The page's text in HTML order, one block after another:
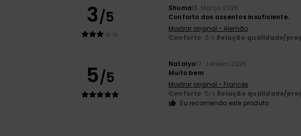
3/5 Shuma13. Março 2026
Conforto dos assentos insuficiente.
Mostrar original - Alemão
Conforto: 3/5 Relação qualidade/
5/5
Natalya17. Janeiro 2026
Muito bem
Mostrar original - Francês
Conforto: 5/5 Relação qualidade/
Eu recomendo este produto